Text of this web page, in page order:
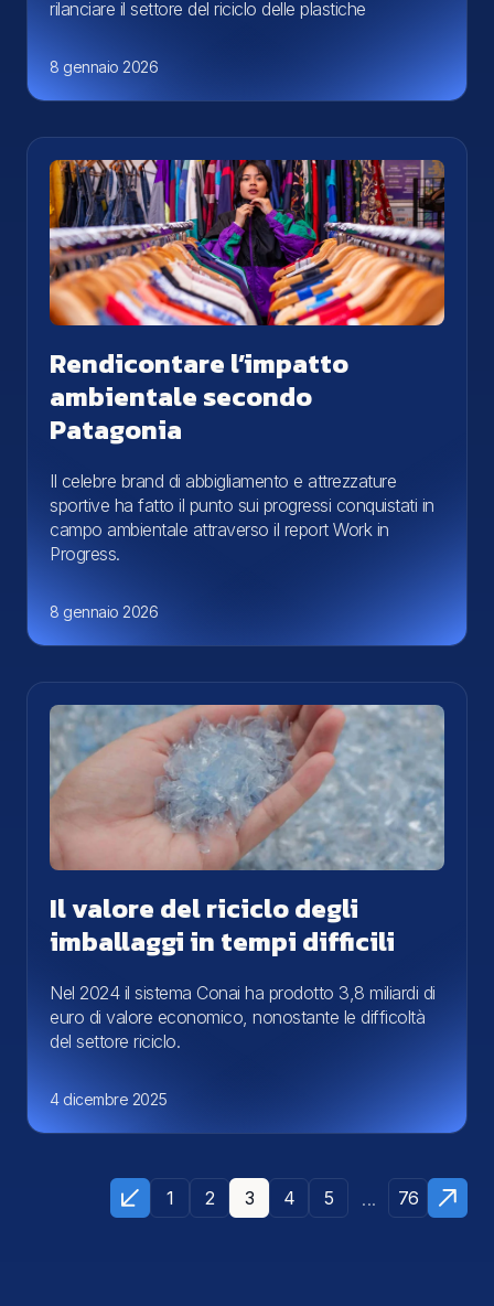
rilanciare il settore del riciclo delle plastiche
8 gennaio 2026
Rendicontare l’impatto
ambientale secondo
Patagonia
Il celebre brand di abbigliamento e attrezzature
sportive ha fatto il punto sui progressi conquistati in
campo ambientale attraverso il report Work in
Progress.
8 gennaio 2026
Il valore del riciclo degli
imballaggi in tempi difficili
Nel 2024 il sistema Conai ha prodotto 3,8 miliardi di
euro di valore economico, nonostante le difficoltà
del settore riciclo.
4 dicembre 2025
1 2 3 4 5 ... 76